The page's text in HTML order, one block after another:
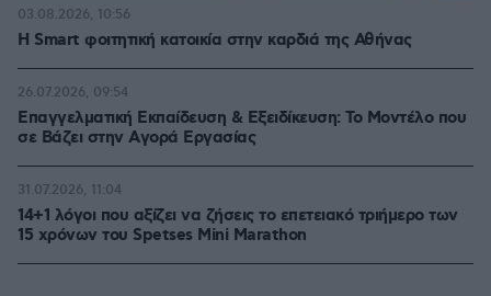
Η Smart φοιτητική κατοικία στην καρδιά της Αθήνας
03.08.2026, 10:56
Επαγγελματική Εκπαίδευση & Εξειδίκευση: Το Mοντέλο που
σε Bάζει στην Aγορά Eργασίας
26.07.2026, 09:54
14+1 λόγοι που αξίζει να ζήσεις το επετειακό τριήμερο των
15 χρόνων του Spetses Mini Marathon
31.07.2026, 11:04